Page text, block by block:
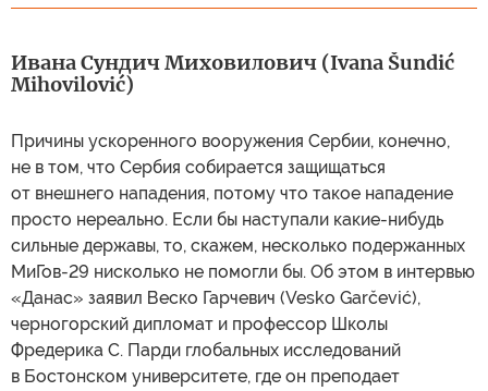
Ивана Сундич Миховилович (Ivana Šundić
Mihovilović)
Причины ускоренного вооружения Сербии, конечно,
не в том, что Сербия собирается защищаться
от внешнего нападения, потому что такое нападение
просто нереально. Если бы наступали какие-нибудь
сильные державы, то, скажем, несколько подержанных
МиГов-29 нисколько не помогли бы. Об этом в интервью
«Данас» заявил Веско Гарчевич (Vesko Garčević),
черногорский дипломат и профессор Школы
Фредерика С. Парди глобальных исследований
в Бостонском университете, где он преподает